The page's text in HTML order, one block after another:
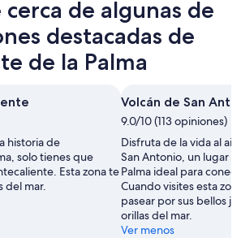
de algunas de
destacadas de
de la Palma
historia de
solo tienes que
Esta zona te
del mar.
Volcán de San
9.0/10 (113 opiniones)
Disfruta de la vida al
San Antonio, un lugar
Palma ideal para
Cuando visites esta
pasear por sus bellos
orillas del mar.
Ver menos